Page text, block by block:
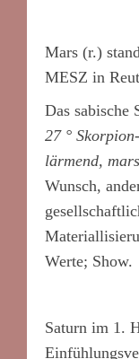
Mars (r.)
MESZ in
Das sabische
27 °
lärmend,
Wunsch,
Werte; Show.
Saturn im 1.